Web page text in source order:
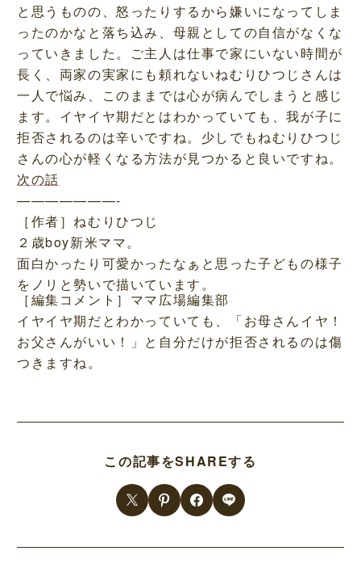
と思うものの、怒ったりするから嫌いになってしま
ったのかなと落ち込み、母親としての自信がなくな
っていきました。ご主人は仕事で家にいない時間が
長く、両家の実家にも頼れないねむりひつじさんは
一人で悩み、このままでは心が病んでしまうと感じ
ます。イヤイヤ期だとはわかっていても、我が子に
拒否されるのは辛いですね。少しでもねむりひつじ
さんの心が軽くなる方法が見つかると良いですね。
次の話
———————-
［作者］ねむりひつじ
２歳boy新米ママ。
面白かったり可愛かったなぁと思った子どもの様子
をノリと勢いで描いています。
［編集コメント］ママ広場編集部
イヤイヤ期だとわかっていても、「お母さんイヤ！
お父さんがいい！」と自分だけが拒否されるのは傷
つきますね。
この記事をSHAREする